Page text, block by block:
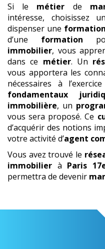
Si le métier de
intéresse, choisissez
dispenser une
d’une formation
immobilier, vous
dans ce métier. Un
vous apportera les
nécessaires à
fondamentaux
immobilière, un
vous sera proposé. Ce
d’acquérir des notions
votre activité d’agent
Vous avez trouvé le
immobilier à Paris
permettra de devenir